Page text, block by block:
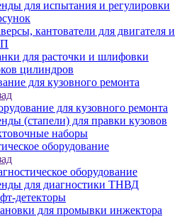
для испытания и регулировки
кантователи для двигателя и
для расточки и шлифовки
цилиндров
для кузовного ремонта
для кузовного ремонта
(стапели) для правки кузовов
наборы
оборудование
оборудование
для диагностики ТНВД
детекторы
для промывки инжектора